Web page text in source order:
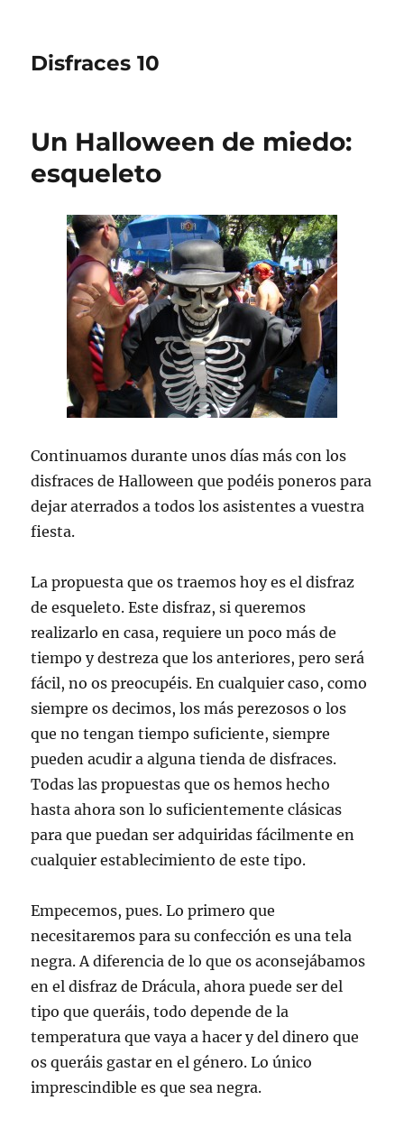
Disfraces 10
Un Halloween de miedo:
esqueleto
Continuamos durante unos días más con los
disfraces de Halloween que podéis poneros para
dejar aterrados a todos los asistentes a vuestra
fiesta.
La propuesta que os traemos hoy es el disfraz
de esqueleto. Este disfraz, si queremos
realizarlo en casa, requiere un poco más de
tiempo y destreza que los anteriores, pero será
fácil, no os preocupéis. En cualquier caso, como
siempre os decimos, los más perezosos o los
que no tengan tiempo suficiente, siempre
pueden acudir a alguna tienda de disfraces.
Todas las propuestas que os hemos hecho
hasta ahora son lo suficientemente clásicas
para que puedan ser adquiridas fácilmente en
cualquier establecimiento de este tipo.
Empecemos, pues. Lo primero que
necesitaremos para su confección es una tela
negra. A diferencia de lo que os aconsejábamos
en el disfraz de Drácula, ahora puede ser del
tipo que queráis, todo depende de la
temperatura que vaya a hacer y del dinero que
os queráis gastar en el género. Lo único
imprescindible es que sea negra.